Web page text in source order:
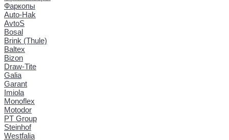
Фаркопы
Auto-Hak
AvtoS
Bosal
Brink (Thule)
Baltex
Bizon
Draw-Tite
Galia
Garant
Imiola
Monoflex
Motodor
PT Group
Steinhof
Westfalia